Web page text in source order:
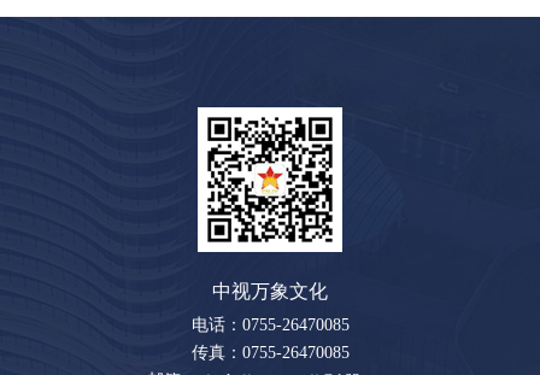
中视万象文化
电话：0755-26470085
传真：0755-26470085